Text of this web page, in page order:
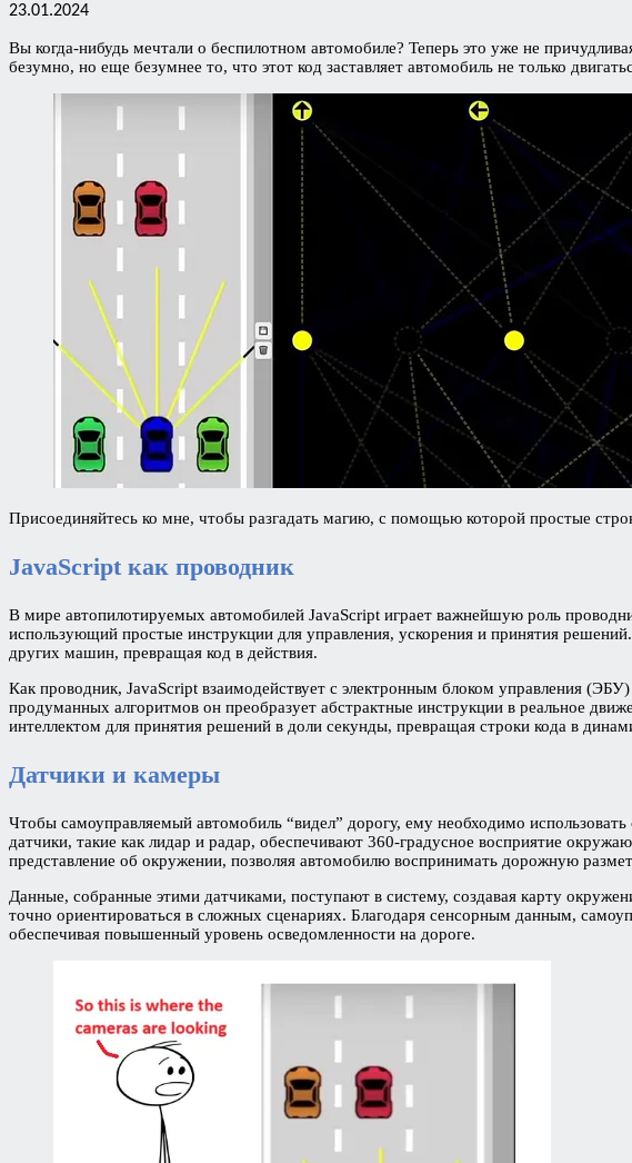
23.01.2024
Вы когда-нибудь мечтали о беспилотном автомобиле? Теперь это уже не
безумно, но еще безумнее то, что этот код заставляет автомобиль не только
Присоединяйтесь ко мне, чтобы разгадать магию, с помощью которой простые
JavaScript как проводник
В мире автопилотируемых автомобилей JavaScript играет важнейшую роль
использующий простые инструкции для управления, ускорения и принятия
других машин, превращая код в действия.
Как проводник, JavaScript взаимодействует с электронным блоком управления
продуманных алгоритмов он преобразует абстрактные инструкции в реальное
интеллектом для принятия решений в доли секунды, превращая строки кода в
Датчики и камеры
Чтобы самоуправляемый автомобиль “видел” дорогу, ему необходимо
датчики, такие как лидар и радар, обеспечивают 360-градусное восприятие
представление об окружении, позволяя автомобилю воспринимать дорожную
Данные, собранные этими датчиками, поступают в систему, создавая карту
точно ориентироваться в сложных сценариях. Благодаря сенсорным данным,
обеспечивая повышенный уровень осведомленности на дороге.